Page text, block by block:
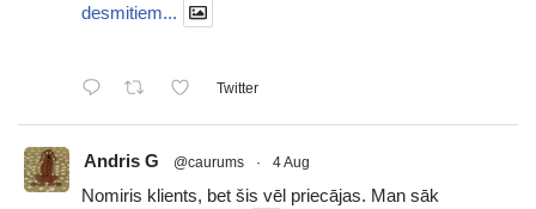
desmitiem...
Twitter
Andris G @caurums · 4 Aug
Nomiris klients, bet šis vēl priecājas. Man sāk